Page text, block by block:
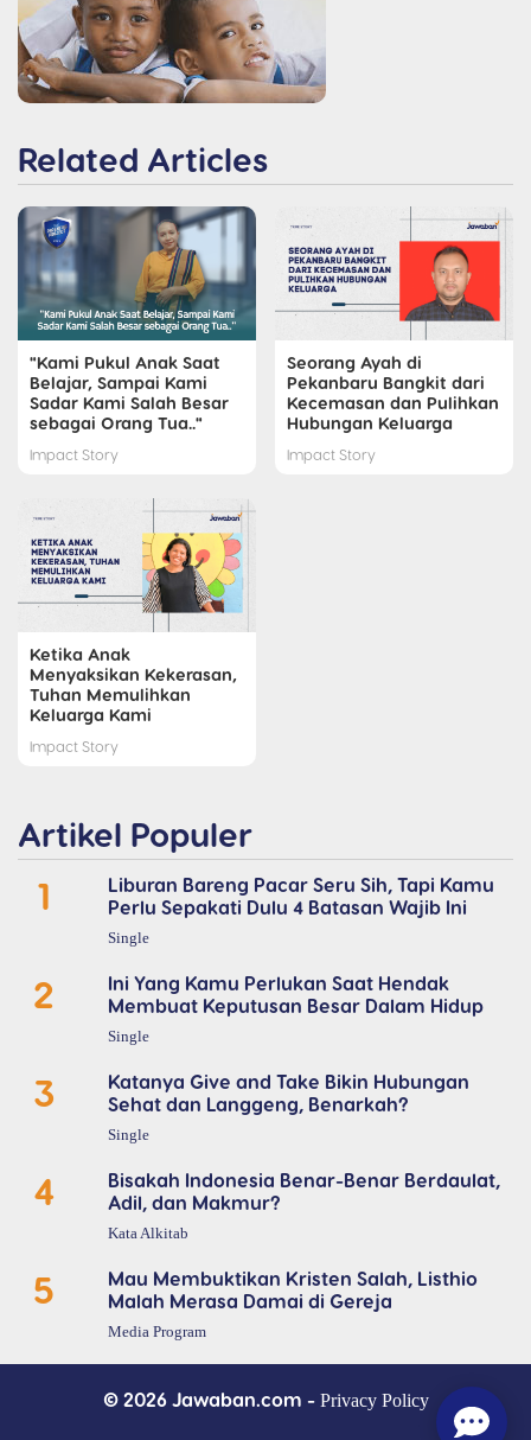
Related Articles
"Kami Pukul Anak Saat
Belajar, Sampai Kami
Sadar Kami Salah Besar
sebagai Orang Tua.."
Impact Story
Seorang Ayah di
Pekanbaru Bangkit dari
Kecemasan dan Pulihkan
Hubungan Keluarga
Impact Story
Ketika Anak
Menyaksikan Kekerasan,
Tuhan Memulihkan
Keluarga Kami
Impact Story
Artikel Populer
1
Liburan Bareng Pacar Seru Sih, Tapi Kamu
Perlu Sepakati Dulu 4 Batasan Wajib Ini
Single
2
Ini Yang Kamu Perlukan Saat Hendak
Membuat Keputusan Besar Dalam Hidup
Single
3
Katanya Give and Take Bikin Hubungan
Sehat dan Langgeng, Benarkah?
Single
4
Bisakah Indonesia Benar-Benar Berdaulat,
Adil, dan Makmur?
Kata Alkitab
5
Mau Membuktikan Kristen Salah, Listhio
Malah Merasa Damai di Gereja
Media Program
© 2026 Jawaban.com - Privacy Policy